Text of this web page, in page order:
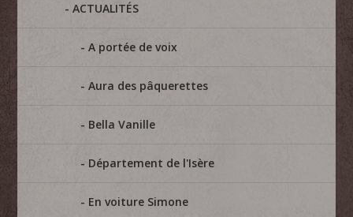
ACTUALITÉS
A portée de voix
Aura des pâquerettes
Bella Vanille
Département de l'Isère
En voiture Simone